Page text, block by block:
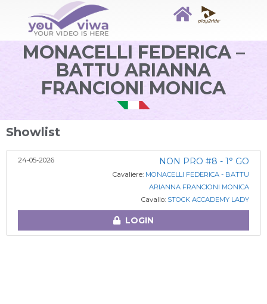
MONACELLI FEDERICA –
BATTU ARIANNA
FRANCIONI MONICA
Showlist
24-05-2026 NON PRO #8 - 1° GO
Cavaliere: MONACELLI FEDERICA - BATTU
ARIANNA FRANCIONI MONICA
Cavallo: STOCK ACCADEMY LADY
LOGIN